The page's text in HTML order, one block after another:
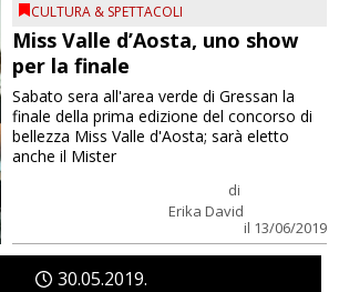
CULTURA & SPETTACOLI
Miss Valle d’Aosta, uno show
per la finale
di
Erika David
il 13/06/2019
Sabato sera all'area verde di Gressan la
finale della prima edizione del concorso di
bellezza Miss Valle d'Aosta; sarà eletto
anche il Mister
3005 2019